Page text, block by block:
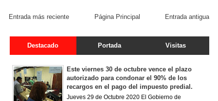
Entrada más reciente Entrada antigua
Página Principal
Destacado Portada Visitas
Este viernes 30 de octubre vence el plazo
autorizado para condonar el 90% de los
recargos en el pago del impuesto predial.
Jueves 29 de Octubre 2020 El Gobierno de